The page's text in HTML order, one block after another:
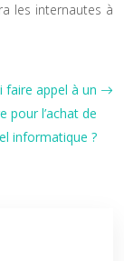
les internautes à
faire appel à un
pour l’achat de
informatique ?